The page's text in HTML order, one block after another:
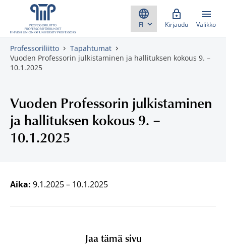
Skippaa sisältö
Kirjaudu Valikko
Professoriliitto
Tapahtumat
Vuoden Professorin julkistaminen ja hallituksen kokous 9. –
10.1.2025
Vuoden Professorin julkistaminen
ja hallituksen kokous 9. –
10.1.2025
Aika: 9.1.2025– 10.1.2025
Jaa tämä sivu